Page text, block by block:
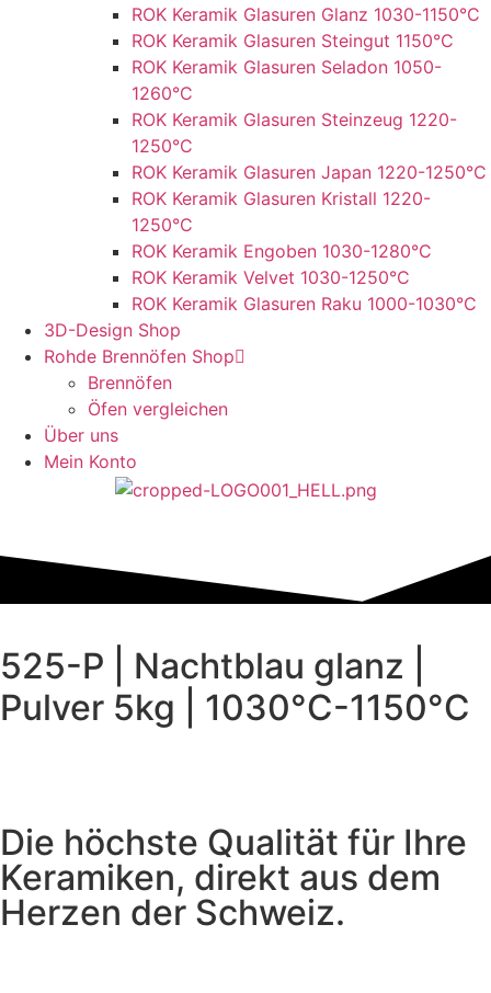
ROK Keramik Glasuren Glanz 1030-1150°C
ROK Keramik Glasuren Steingut 1150°C
ROK Keramik Glasuren Seladon 1050-
1260°C
ROK Keramik Glasuren Steinzeug 1220-
1250°C
ROK Keramik Glasuren Japan 1220-1250°C
ROK Keramik Glasuren Kristall 1220-
1250°C
ROK Keramik Engoben 1030-1280°C
ROK Keramik Velvet 1030-1250°C
ROK Keramik Glasuren Raku 1000-1030°C
3D-Design Shop
Rohde Brennöfen Shop
Brennöfen
Öfen vergleichen
Über uns
Mein Konto
525-P | Nachtblau glanz |
Pulver 5kg | 1030°C-1150°C
Die höchste Qualität für Ihre
Keramiken, direkt aus dem
Herzen der Schweiz.